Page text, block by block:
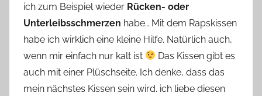
ich zum Beispiel wieder Rücken- oder
Unterleibsschmerzen habe… Mit dem Rapskissen
habe ich wirklich eine kleine Hilfe. Natürlich auch,
wenn mir einfach nur kalt ist
Das Kissen gibt es
auch mit einer Plüschseite. Ich denke, dass das
mein nächstes Kissen sein wird. ich liebe diesen